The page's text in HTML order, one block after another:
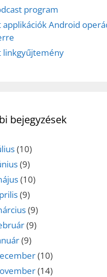
program
applikációk Android
linkgyűjtemény
bejegyzések
(10)
(9)
(10)
(9)
(9)
(9)
(9)
(10)
(14)